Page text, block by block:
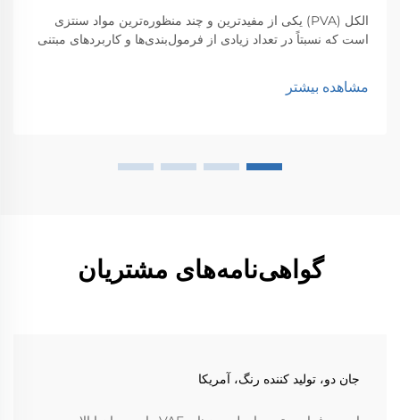
الکل (PVA) یکی از مفیدترین و چند منظوره‌ترین مواد سنتزی
است که نسبتاً در تعداد زیادی از فرمول‌بندی‌ها و کاربردهای مبتنی
ویژگی‌های متمایز PVA، حوزه‌های کاربردی PVA و...
مشاهده بیشتر
گواهی‌نامه‌های مشتریان
جان دو، تولید کننده رنگ، آمریکا